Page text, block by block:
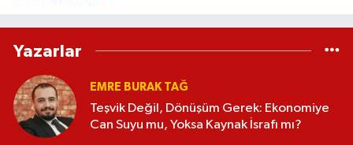
Yazarlar
EMRE BURAK TAĞ
Teşvik Değil, Dönüşüm Gerek: Ekonomiye
Can Suyu mu, Yoksa Kaynak İsrafı mı?